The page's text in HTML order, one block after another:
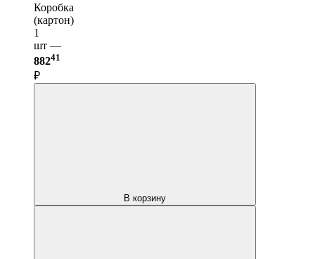
Коробка
(картон)
1
шт —
88241
₽
В корзину